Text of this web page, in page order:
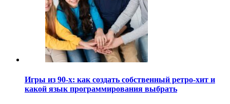
Игры из 90-х: как создать собственный ретро-хит и
какой язык программирования выбрать